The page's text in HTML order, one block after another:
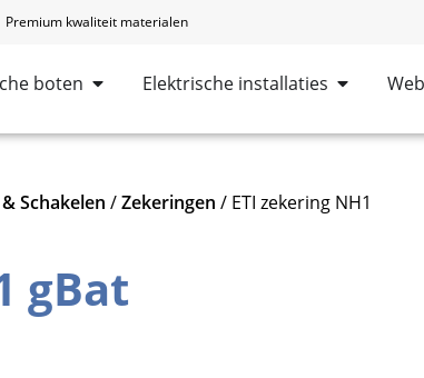
Premium kwaliteit materialen
boten Elektrische installaties
Schakelen /Zekeringen / ETI zekering NH1
gBat